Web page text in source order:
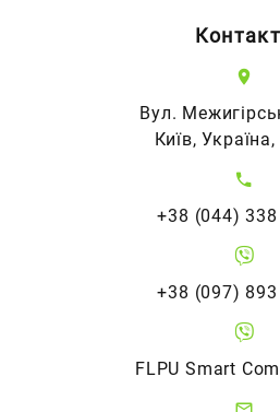
Вул.
Київ,
+38 (044)
+38 (097)
FLPU Smart